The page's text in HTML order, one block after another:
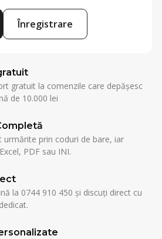
Înregistrare
gratuit la comenzile care depășesc
de 10.000 lei
urmărite prin coduri de bare, iar
PDF sau INI.
la 0744 910 450 și discuți direct cu